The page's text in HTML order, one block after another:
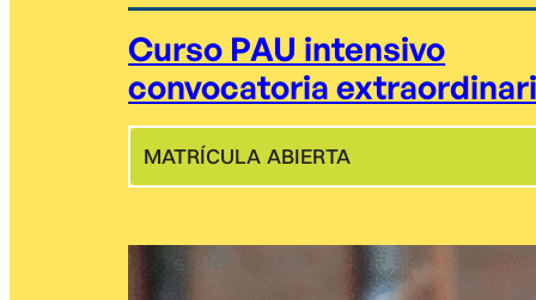
Curso PAU intensivo
convocatoria
MATRÍCULA ABIERTA